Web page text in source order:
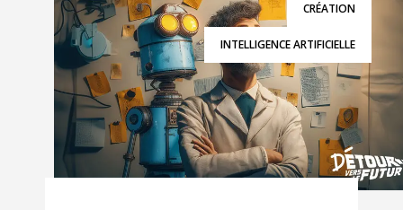
CRÉATION
INTELLIGENCE ARTIFICIELLE